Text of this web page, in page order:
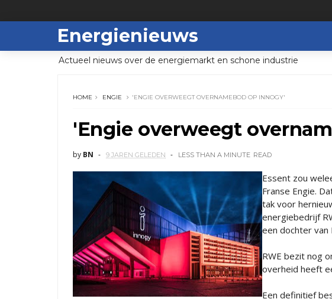
Energienieuws
Actueel nieuws over de energiemarkt en schone industrie
HOME ENGIE 'ENGIE OVERWEEGT OVERNAMEBOD OP INNOGY'
'Engie overweegt
by BN 9 JAREN GELEDEN LESS THAN A MINUTE READ
Essent zou
Franse Engie.
tak voor
energiebedrijf
een dochter van
RWE bezit nog
overheid heeft
Een definitief